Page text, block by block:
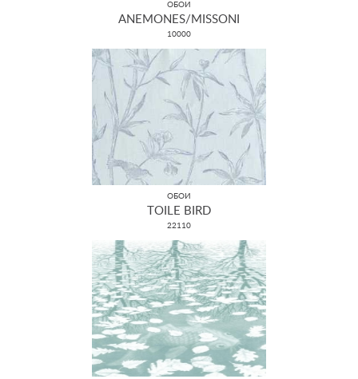
ОБОИ
ANEMONES/MISSONI
10000
ОБОИ
TOILE BIRD
22110